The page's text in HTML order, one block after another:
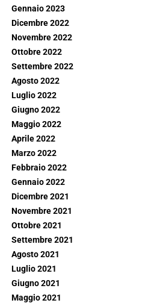
Gennaio 2023
Dicembre 2022
Novembre 2022
Ottobre 2022
Settembre 2022
Agosto 2022
Luglio 2022
Giugno 2022
Maggio 2022
Aprile 2022
Marzo 2022
Febbraio 2022
Gennaio 2022
Dicembre 2021
Novembre 2021
Ottobre 2021
Settembre 2021
Agosto 2021
Luglio 2021
Giugno 2021
Maggio 2021